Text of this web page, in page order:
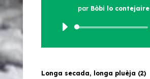
par Bòbi lo contejaire
Lecteur
Longa secada, longa pluèja (2)